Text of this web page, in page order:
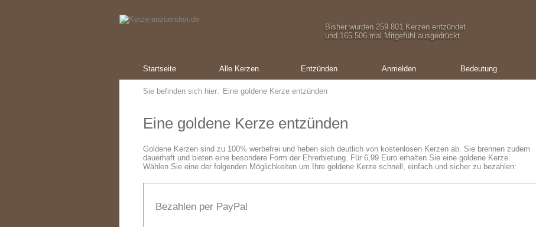
Bisher wurden 259.801 Kerzen entzündet
und 165.506 mal Mitgefühl ausgedrückt.
Startseite Alle Kerzen Entzünden Anmelden Bedeutung
Sie befinden sich hier: Eine goldene Kerze entzünden
Eine goldene Kerze entzünden
Goldene Kerzen sind zu 100% werbefrei und heben sich deutlich von kostenlosen Kerzen ab. Sie brennen zudem
dauerhaft und bieten eine besondere Form der Ehrerbietung. Für 6,99 Euro erhalten Sie eine goldene Kerze.
Wählen Sie eine der folgenden Möglichkeiten um Ihre goldene Kerze schnell, einfach und sicher zu bezahlen:
Bezahlen per PayPal